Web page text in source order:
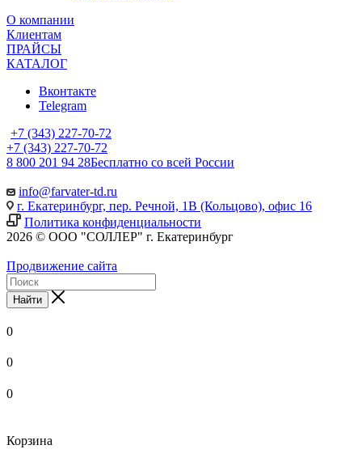
О компании
Клиентам
ПРАЙСЫ
КАТАЛОГ
Вконтакте
Telegram
+7 (343) 227-70-72
+7 (343) 227-70-72
8 800 201 94 28Бесплатно со всей России
info@farvater-td.ru
г. Екатеринбург, пер. Речной, 1В (Кольцово), офис 16
Политика конфиденциальности
2026 © ООО "СОЛЛЕР" г. Екатеринбург
Продвижение сайта
Найти
0
0
0
Корзина